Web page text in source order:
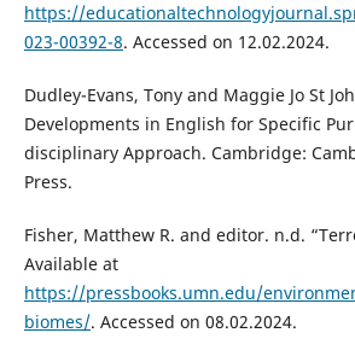
https://
023-00392-8. Accessed on 12.02.2024.
Dudley-Evans, Tony and Maggie Jo St
Developments in English for Specific
disciplinary Approach. Cambridge:
Press.
Fisher, Matthew R. and editor. n.d.
Available at
https://pressbooks.umn.edu/
biomes/. Accessed on 08.02.2024.